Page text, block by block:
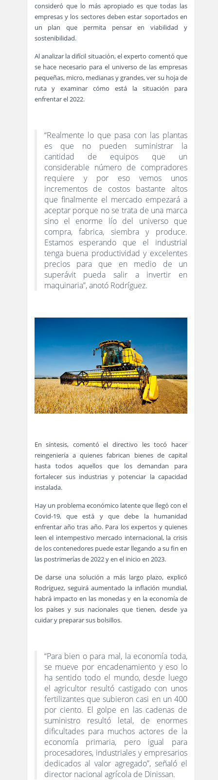
consideró que lo más apropiado es que todas las
empresas y los sectores deben estar soportados en
un plan que permita pensar en viabilidad y
sostenibilidad.
Al analizar la difícil situación, el experto comentó que
se hace necesario para el universo de las empresas
pequeñas, micro, medianas y grandes, ver su hoja de
ruta y examinar cómo está la situación para
enfrentar el 2022.
“Realmente lo que pasa con las plantas
es que no pueden suministrar la
cantidad de equipos que un
considerable número de compradores
requiere y por eso vemos unos
incrementos de costos bastante altos
que finalmente el mercado empezará a
aceptar porque no se trata de una marca
sino el enorme lío del universo que
compra, fabrica, siembra y produce.
Estamos esperando que el industrial
tenga buena productividad y excelentes
precios para que en medio de un
superávit pueda salir a invertir en
maquinaria”, anotó Rodríguez.
En síntesis, comentó el directivo les tocó hacer
reingeniería a quienes fabrican bienes de capital
hasta todos aquellos que los demandan para
fortalecer sus industrias y potenciar la capacidad
instalada.
Hay un problema económico latente que llegó con el
Covid-19, que está y que debe la humanidad
enfrentar año tras año. Para los expertos y quienes
leen el intempestivo mercado internacional, la crisis
de los contenedores puede estar llegando a su fin en
las postrimerías de 2022 y en el inicio en 2023.
De darse una solución a más largo plazo, explicó
Rodríguez, seguirá aumentado la inflación mundial,
habrá impacto en las monedas y en la economía de
los países y sus nacionales que tienen, desde ya
cuidar y preparar sus bolsillos.
“Para bien o para mal, la economía toda,
se mueve por encadenamiento y eso lo
ha sentido todo el mundo, desde luego
el agricultor resultó castigado con unos
fertilizantes que subieron casi en un 400
por ciento. El golpe en las cadenas de
suministro resultó letal, de enormes
dificultades para muchos actores de la
economía primaria, pero igual para
procesadores, industriales y empresarios
dedicados al valor agregado”, señaló el
director nacional agrícola de Dinissan.